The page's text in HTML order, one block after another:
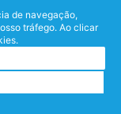
de navegação,
tráfego. Ao clicar